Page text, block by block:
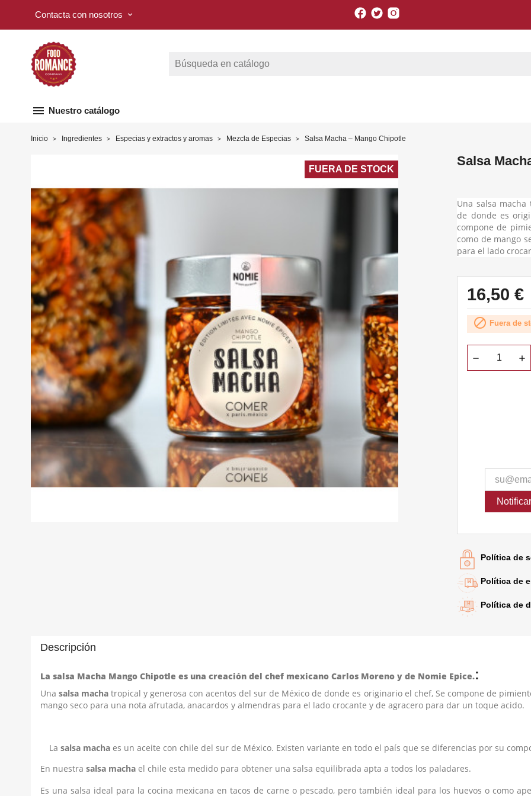
Contacta con nosotros keyboard_arrow_down Facebook
Twitter
menu Nuestro catálogo
Inicio Ingredientes Especias y extractos y aromas Mezcla de Especias Salsa Macha – Mango Chipotle
FUERA DE STOCK
Salsa
Una salsa
de donde es
compone de
como de mango
para el lado
16,50 €
 Fuera de
Política de
Política de
Política de
Descripción
La salsa Macha Mango Chipotle es una creación del chef mexicano Carlos Moreno y de Nomie Epice.:
Unasalsa macha tropical y generosa con acentos del sur de México de donde es originario el chef, Se compone de
mango seco para una nota afrutada, anacardos y almendras para el lado crocante y de agracero para dar un toque acido.
La salsa macha es un aceite con chile del sur de México. Existen variante en todo el país que se diferencias por su
En nuestra salsa macha el chile esta medido para obtener una salsa equilibrada apta a todos los paladares.
Es una salsa ideal para la cocina mexicana en tacos de carne o pescado, pero también ideal para los huevos o como